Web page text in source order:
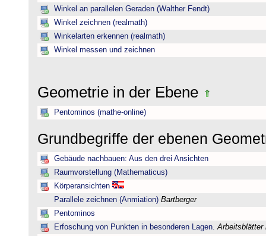
Winkel an parallelen Geraden (Walther Fendt)
Winkel zeichnen (realmath)
Winkelarten erkennen (realmath)
Winkel messen und zeichnen
Geometrie in der Ebene
Pentominos (mathe-online)
Grundbegriffe der ebenen
Gebäude nachbauen: Aus den drei Ansichten
Raumvorstellung (Mathematicus)
Körperansichten
Parallele zeichnen (Anmiation) Bartberger
Pentominos
Erfoschung von Punkten in besonderen Lagen. Arbeitsblätter